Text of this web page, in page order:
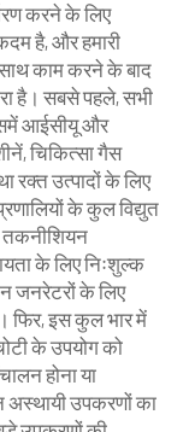
करने के लिए
है, और हमारी
काम करने के बाद
है। सबसे पहले, सभी
आईसीयू और
चिकित्सा गैस
रक्त उत्पादों के लिए
के कुल विद्युत
तकनीशियन
के लिए निःशुल्क
जनरेटरों के लिए
फिर, इस कुल भार में
के उपयोग को
होना या
अस्थायी उपकरणों का